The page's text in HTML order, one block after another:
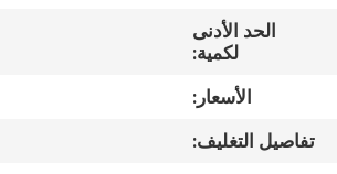
في
المعمل
الحد الأدنى
لكمية:
الأسعار:
تفاصيل التغليف: